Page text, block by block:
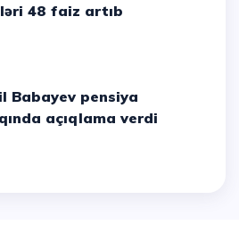
48 faiz artıb
açıqlama verdi